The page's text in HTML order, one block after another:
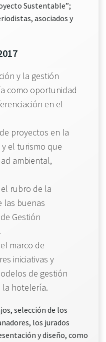
Sustentable”;
asociados y
y la gestión
como oportunidad
en el
proyectos en la
el turismo que
ambiental,
rubro de la
las buenas
Gestión
marco de
iniciativas y
de gestión
la hotelería.
selección de los
los jurados
y diseño, como